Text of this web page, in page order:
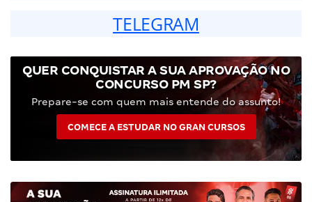
TELEGRAM
QUER CONQUISTAR A SUA APROVAÇÃO NO
CONCURSO PM SP?
Prepare-se com quem mais entende do assunto!
COMECE A ESTUDAR NO GRAN CURSOS